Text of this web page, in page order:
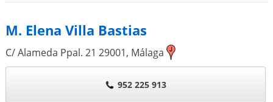
M. Elena Villa Bastias
C/ Alameda Ppal. 21 29001, Málaga
952 225 913